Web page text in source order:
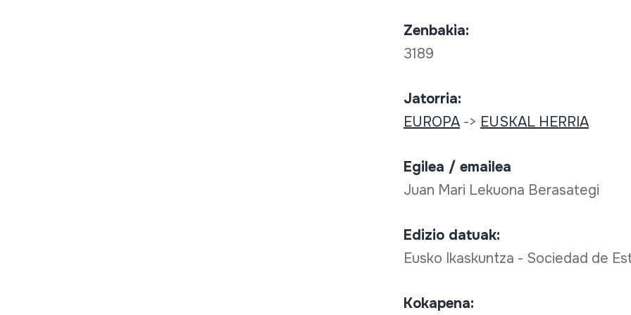
Zenbakia:
3189
Jatorria:
EUROPA-> EUSKAL HERRIA
Egilea / emailea
Juan Mari Lekuona Berasategi
Edizio datuak:
Eusko Ikaskuntza - Sociedad de
Kokapena: